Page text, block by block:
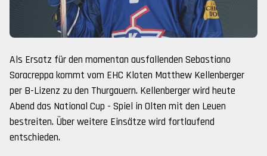
Als Ersatz für den momentan ausfallenden Sebastiano
Soracreppa kommt vom EHC Kloten Matthew Kellenberger
per B-Lizenz zu den Thurgauern. Kellenberger wird heute
Abend das National Cup - Spiel in Olten mit den Leuen
bestreiten. Über weitere Einsätze wird fortlaufend
entschieden.